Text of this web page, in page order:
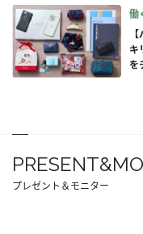
働
キ
を
プレゼント＆モニター